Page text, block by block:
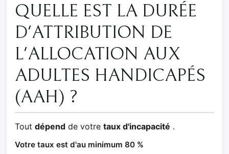
QUELLE EST LA DURÉE
D'ATTRIBUTION DE
L'ALLOCATION AUX
ADULTES HANDICAPÉS
(AAH) ?
Tout dépend de votre taux d'incapacité .
Votre taux est d'au minimum 80 %